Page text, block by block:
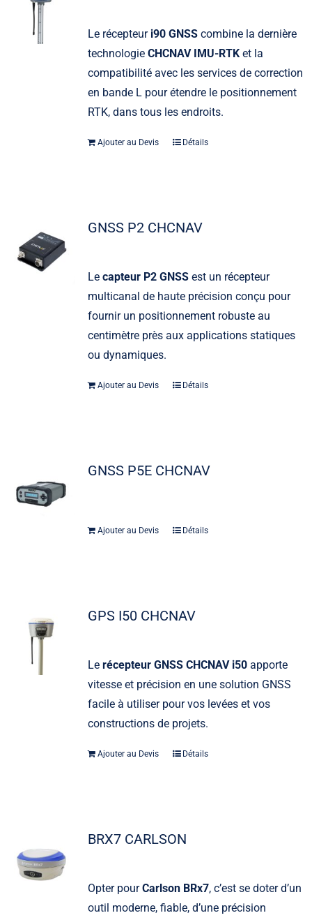
Le récepteur i90 GNSS combine la dernière
technologie CHCNAV IMU-RTKet la
compatibilité avec les services de correction
en bande L pour étendre le positionnement
RTK, dans tous les endroits.
Ajouter au Devis Détails
GNSS P2 CHCNAV
Le capteur P2 GNSSest un récepteur
multicanal de haute précision conçu pour
fournir un positionnement robuste au
centimètre près aux applications statiques
ou dynamiques.
Ajouter au Devis Détails
GNSS P5E CHCNAV
Ajouter au Devis Détails
GPS I50 CHCNAV
Lerécepteur GNSS CHCNAV i50apporte
vitesse et précision en une solution GNSS
facile à utiliser pour vos levées et vos
constructions de projets.
Ajouter au Devis Détails
BRX7 CARLSON
Opter pourCarlson BRx7, c’est se doter d’un
outil moderne, fiable, d’une précision